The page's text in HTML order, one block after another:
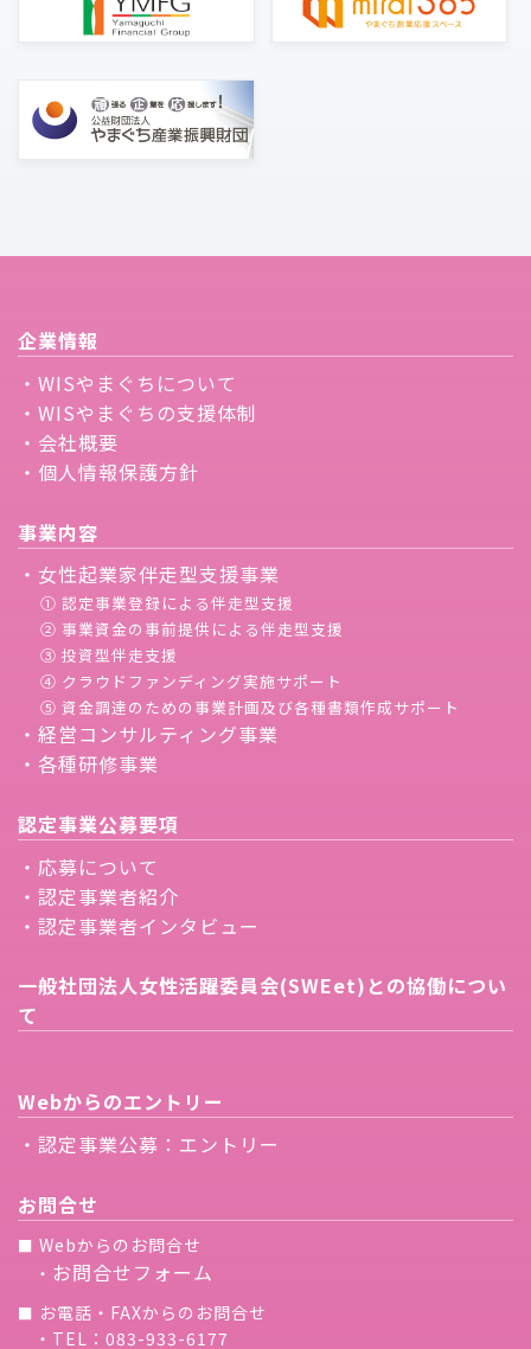
企業情報
・WISやまぐちについて
・WISやまぐちの支援体制
・会社概要
・個人情報保護方針
事業内容
・女性起業家伴走型支援事業
① 認定事業登録による伴走型支援
② 事業資金の事前提供による伴走型支援
③ 投資型伴走支援
④ クラウドファンディング実施サポート
⑤ 資金調達のための事業計画及び各種書類作成サポート
・経営コンサルティング事業
・各種研修事業
認定事業公募要項
・応募について
・認定事業者紹介
・認定事業者インタビュー
一般社団法人女性活躍委員会(SWEet)との協働につい
て
Webからのエントリー
・認定事業公募：エントリー
お問合せ
■ Webからのお問合せ
・ お問合せフォーム
■ お電話・FAXからのお問合せ
・TEL：083-933-6177